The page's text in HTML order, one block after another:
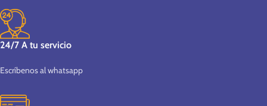
24/7 A tu servicio
Escríbenos al whatsapp